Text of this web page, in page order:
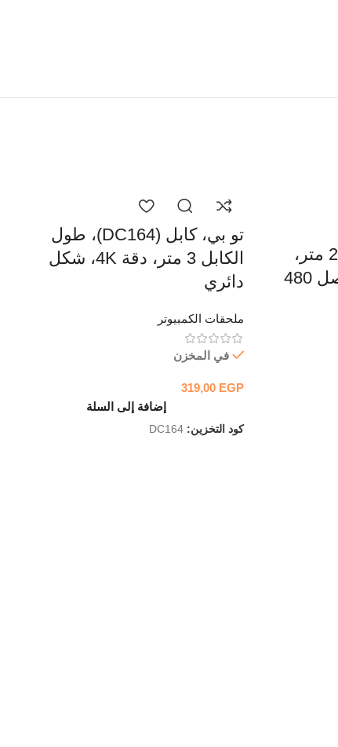
تو بي، كابل (DC015)، 2 متر،
USB، سرعات هائلة تصل 480
تو بي، كابل (DC164)، طول
الكابل 3 متر، دقة 4K، شكل
دائري
ملحقات الكمبيوتر
في المخزن
319,00 EGP
إضافة إلى السلة
كود التخزين: DC164